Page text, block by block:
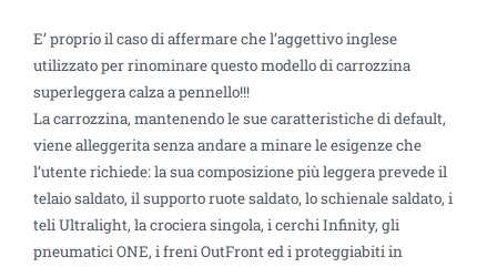
E’ proprio il caso di affermare che l’aggettivo inglese
utilizzato per rinominare questo modello di carrozzina
superleggera calza a pennello!!!
La carrozzina, mantenendo le sue caratteristiche di default,
viene alleggerita senza andare a minare le esigenze che
l’utente richiede: la sua composizione più leggera prevede il
telaio saldato, il supporto ruote saldato, lo schienale saldato, i
teli Ultralight, la crociera singola, i cerchi Infinity, gli
pneumatici ONE, i freni OutFront ed i proteggiabiti in